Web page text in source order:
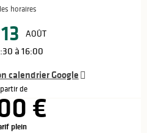
horaires
13 AOÛT
à 16:00
calendrier Google
de
€
plein